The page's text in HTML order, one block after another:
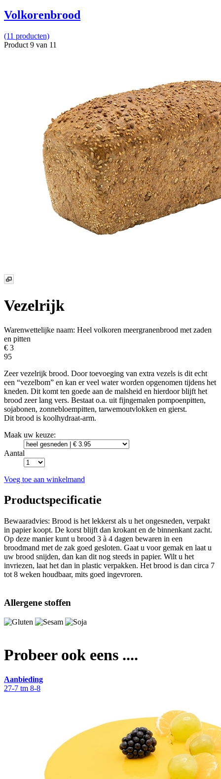
Volkorenbrood
(11 producten)
Product 9 van 11
Vezelrijk
Warenwettelijke naam: Heel volkoren meergranenbrood met zaden
en pitten
€ 3
95
Zeer vezelrijk brood. Door toevoeging van extra vezels is dit echt
een “vezelbom” en kan er veel water worden opgenomen tijdens het
kneden. Dit komt ten goede aan de malsheid en hierdoor blijft het
brood zeer lang vers. Bestaat o.a. uit fijngemalen pompoenpitten,
sojabonen, zonnebloempitten, tarwemoutvlokken en gierst.
Dit brood is koolhydraat-arm.
Maak uw keuze:
Aantal
Voeg toe aan winkelmand
Productspecificatie
Bewaaradvies: Brood is het lekkerst als u het ongesneden, verpakt
in papier koopt. De korst blijft dan krokant en de binnenkant zacht.
Op deze manier kunt u brood 3 à 4 dagen bewaren in een
broodmand met de zak goed gesloten. Gaat u voor gemak en laat u
uw brood snijden, dan kan dit nog steeds in papier. Wilt u het
invriezen, laat het dan in plastic verpakken. Het brood is dan circa 7
tot 8 weken houdbaar, mits goed ingevroren.
Allergene stoffen
Probeer ook eens ....
Aanbieding
27-7 tm 8-8